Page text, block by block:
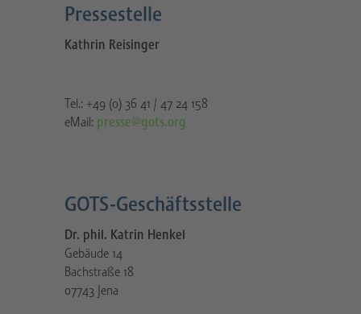
Pressestelle​
Kathrin Reisinger
Tel.: +49 (0) 36 41 / 47 24 158
eMail: presse@gots.org
GOTS-Geschäftsstelle
Dr. phil. Katrin Henkel
Gebäude 14
Bachstraße 18
07743 Jena